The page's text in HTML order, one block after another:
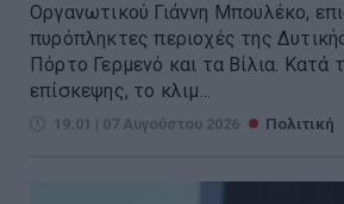
Οργανωτικού Γιάννη Μπουλέκο,
πυρόπληκτες περιοχές της
Πόρτο Γερμενό και τα Βίλια. Κατά
επίσκεψης, το κλιμ...
19:01 | 07 Αυγούστου 2026 Πολιτική